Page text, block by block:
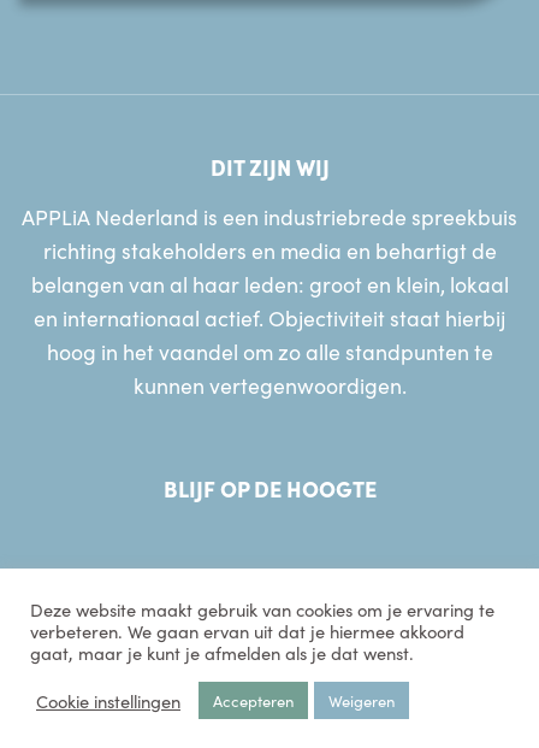
DIT ZIJN WIJ
APPLiA Nederland is een industriebrede spreekbuis
richting stakeholders en media en behartigt de
belangen van al haar leden: groot en klein, lokaal
en internationaal actief. Objectiviteit staat hierbij
hoog in het vaandel om zo alle standpunten te
kunnen vertegenwoordigen.
BLIJF OP DE HOOGTE
© 2026 APPLiA Nederland
Sitemap
Disclaimer
Privacyverklaring
Website gerealiseerd doorMediaSoep
Deze website maakt gebruik van cookies om je ervaring te
verbeteren. We gaan ervan uit dat je hiermee akkoord
gaat, maar je kunt je afmelden als je dat wenst.
Cookie instellingen
Accepteren Weigeren